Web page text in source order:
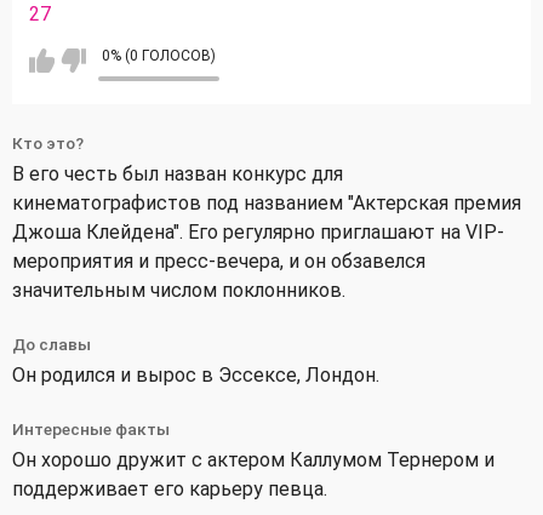
27
0% (0 ГОЛОСОВ)
Кто это?
В его честь был назван конкурс для
кинематографистов под названием "Актерская премия
Джоша Клейдена". Его регулярно приглашают на VIP-
мероприятия и пресс-вечера, и он обзавелся
значительным числом поклонников.
До славы
Он родился и вырос в Эссексе, Лондон.
Интересные факты
Он хорошо дружит с актером Каллумом Тернером и
поддерживает его карьеру певца.